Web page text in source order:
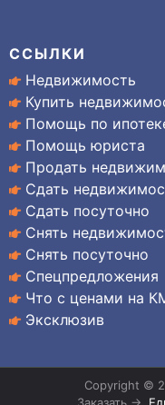
ССЫЛКИ
Недвижимость
Купить
Помощь по
Помощь юриста
Продать
Сдать
Сдать посуточно
Снять
Снять посуточно
Спецпредложения
Что с ценами на
Эксклюзив
Copyright ©